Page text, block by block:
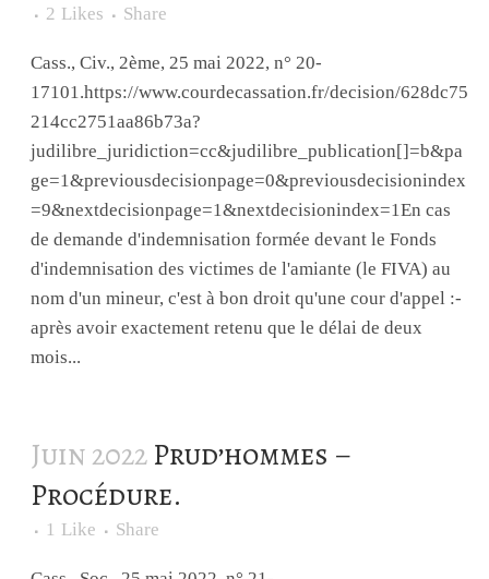
2 Likes Share
Cass., Civ., 2ème, 25 mai 2022, n° 20-
17101.https://www.courdecassation.fr/decision/628dc75
214cc2751aa86b73a?
judilibre_juridiction=cc&judilibre_publication[]=b&pa
ge=1&previousdecisionpage=0&previousdecisionindex
=9&nextdecisionpage=1&nextdecisionindex=1En cas
de demande d'indemnisation formée devant le Fonds
d'indemnisation des victimes de l'amiante (le FIVA) au
nom d'un mineur, c'est à bon droit qu'une cour d'appel :-
après avoir exactement retenu que le délai de deux
mois...
Juin 2022Prud’hommes –
Procédure.
1 Like Share